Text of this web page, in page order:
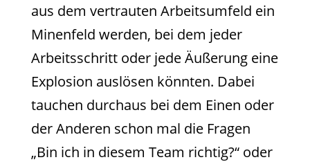
aus dem vertrauten Arbeitsumfeld ein
Minenfeld werden, bei dem jeder
Arbeitsschritt oder jede Äußerung eine
Explosion auslösen könnten. Dabei
tauchen durchaus bei dem Einen oder
der Anderen schon mal die Fragen
„Bin ich in diesem Team richtig?“ oder